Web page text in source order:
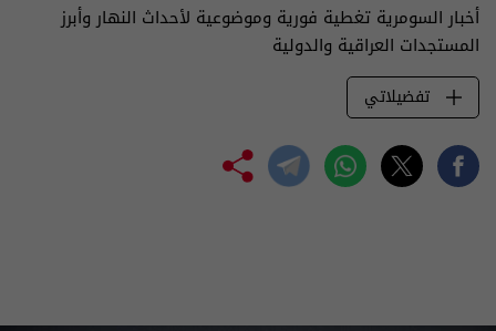
أخبار السومرية تغطية فورية وموضوعية لأحداث النهار وأبرز
المستجدات العراقية والدولية
تفضيلاتي